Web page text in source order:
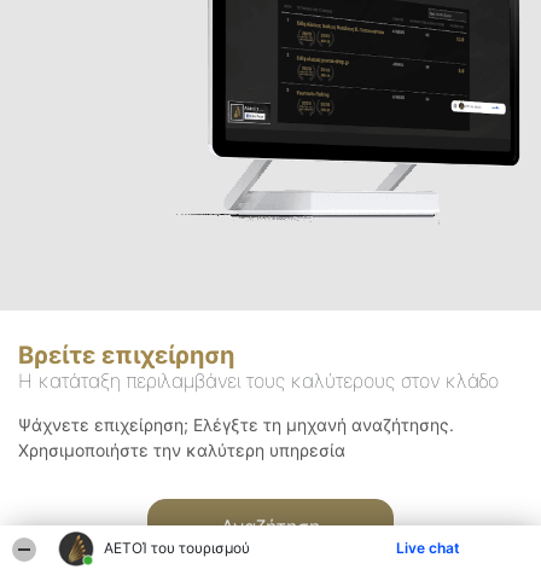
ΑΕΤΟΊ του τουρισμού Live chat
Βρείτε επιχείρηση
Η κατάταξη περιλαμβάνει τους καλύτερους στον κλάδο
Ψάχνετε επιχείρηση; Ελέγξτε τη μηχανή αναζήτησης.
Χρησιμοποιήστε την καλύτερη υπηρεσία
Αναζήτηση